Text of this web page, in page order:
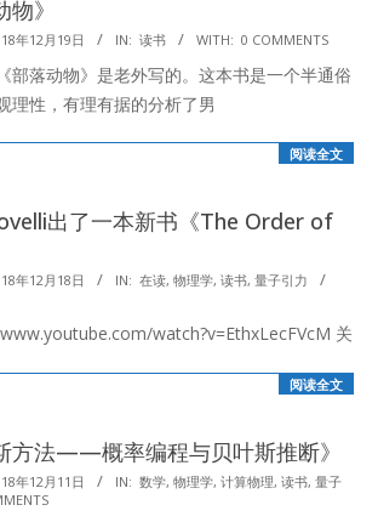
》
年12月19日 IN: 读书 WITH: 0 COMMENTS
部落动物》是老外写的。这本书是一个半通俗
理性，有理有据的分析了男
阅读全文
出了一本新书《The Order of
年12月18日 IN: 在读, 物理学, 读书, 量子引力
watch?v=EthxLecFVcM 关
阅读全文
方法——概率编程与贝叶斯推断》
年12月11日 IN: 数学, 物理学, 计算物理, 读书, 量子